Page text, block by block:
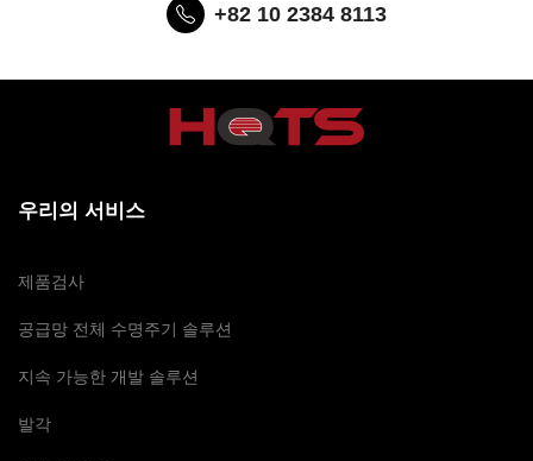
+82 10 2384 8113
우리의 서비스
제품검사
공급망 전체 수명주기 솔루션
지속 가능한 개발 솔루션
발각